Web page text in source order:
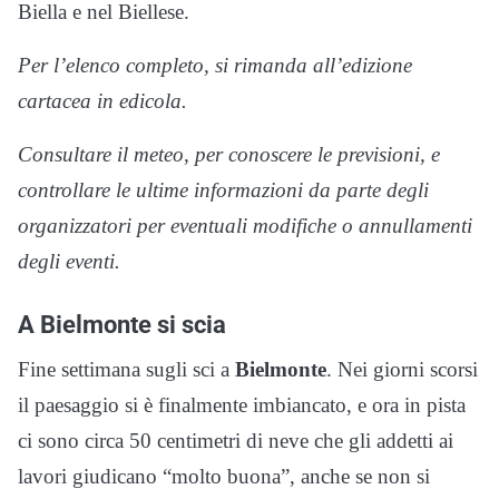
Biella e nel Biellese.
Per l’elenco completo, si rimanda all’edizione
cartacea in edicola.
Consultare il meteo, per conoscere le previsioni, e
controllare le ultime informazioni da parte degli
organizzatori per eventuali modifiche o annullamenti
degli eventi.
A Bielmonte si scia
Fine settimana sugli sci a Bielmonte. Nei giorni scorsi
il paesaggio si è finalmente imbiancato, e ora in pista
ci sono circa 50 centimetri di neve che gli addetti ai
lavori giudicano “molto buona”, anche se non si